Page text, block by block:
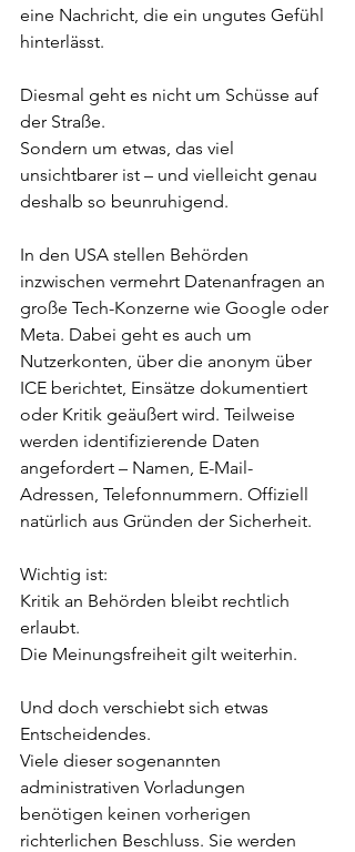
eine Nachricht, die ein ungutes Gefühl
hinterlässt.
Diesmal geht es nicht um Schüsse auf
der Straße.
Sondern um etwas, das viel
unsichtbarer ist – und vielleicht genau
deshalb so beunruhigend.
In den USA stellen Behörden
inzwischen vermehrt Datenanfragen an
große Tech-Konzerne wie Google oder
Meta. Dabei geht es auch um
Nutzerkonten, über die anonym über
ICE berichtet, Einsätze dokumentiert
oder Kritik geäußert wird. Teilweise
werden identifizierende Daten
angefordert – Namen, E-Mail-
Adressen, Telefonnummern. Offiziell
natürlich aus Gründen der Sicherheit.
Wichtig ist:
Kritik an Behörden bleibt rechtlich
erlaubt.
Die Meinungsfreiheit gilt weiterhin.
Und doch verschiebt sich etwas
Entscheidendes.
Viele dieser sogenannten
administrativen Vorladungen
benötigen keinen vorherigen
richterlichen Beschluss. Sie werden